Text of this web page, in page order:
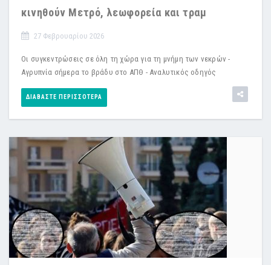
κινηθούν Μετρό, λεωφορεία και τραμ
27 Φεβρουαρίου 2026
Οι συγκεντρώσεις σε όλη τη χώρα για τη μνήμη των νεκρών -
Αγρυπνία σήμερα το βράδυ στο ΑΠΘ - Αναλυτικός οδηγός
ΔΙΑΒΆΣΤΕ ΠΕΡΙΣΣΌΤΕΡΑ